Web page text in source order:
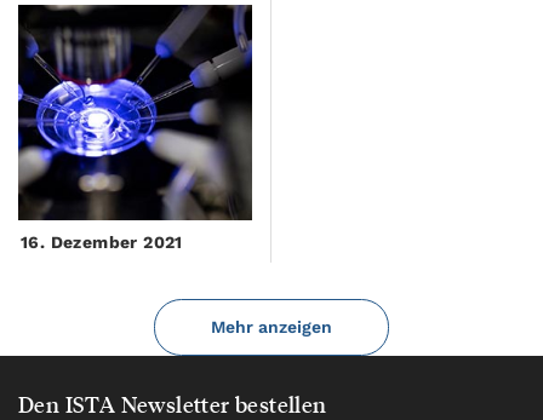
16. Dezember 2021
Mehr anzeigen
Den ISTA Newsletter bestellen